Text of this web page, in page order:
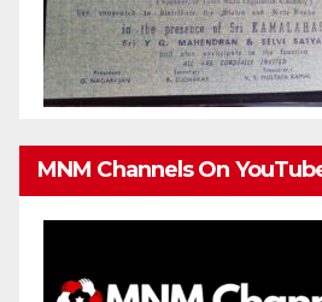
MNM Channels On